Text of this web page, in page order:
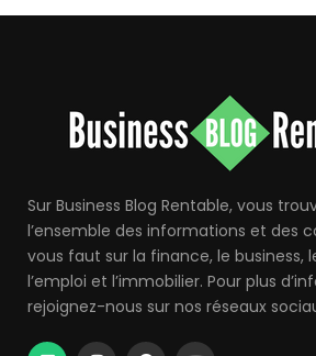
Sur Business Blog Rentable, vous
l’ensemble des informations et des
vous faut sur la finance, le business,
l’emploi et l’immobilier. Pour plus
rejoignez-nous sur nos réseaux